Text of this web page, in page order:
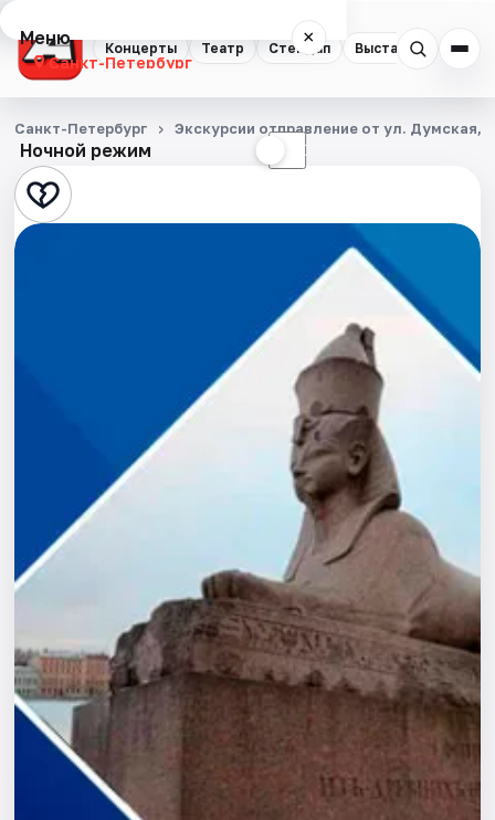
Концерты Театр Стендап Выставки
Меню ×
Санкт-Петербург
Концерты
Театр
Стендап
Города
Артисты
Рейтинги
Ночной режим ☾
Санкт-Петербург Экскурсии отправление от ул. Думская,